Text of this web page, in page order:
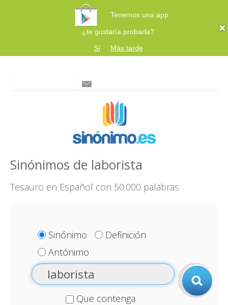
Tenemos una app
¿te gustaría probarla?
Sí
Más tarde
Sinónimos de laborista
Tesauro en Español con 50.000 palabras
Sinónimo
Definición
Antónimo
Que contenga